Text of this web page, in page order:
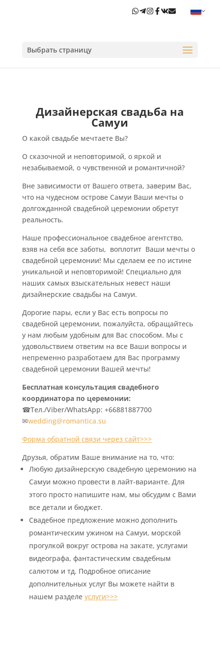
Выбрать страницу
Дизайнерская свадьба на
Самуи
О какой свадьбе мечтаете Вы?
О сказочной и неповторимой, о яркой и
незабываемой, о чувственной и романтичной?
Вне зависимости от Вашего ответа, заверим Вас,
что на чудесном острове Самуи Ваши мечты о
долгожданной свадебной церемонии обретут
реальность.
Наше профессиональное свадебное агентство,
взяв на себя все заботы, воплотит Ваши мечты о
свадебной церемонии! Мы сделаем ее по истине
уникальной и неповторимой! Специально для
наших самых взыскательных невест наши
дизайнерские свадьбы на Самуи.
Дорогие пары, если у Вас есть вопросы по
свадебной церемонии, пожалуйста, обращайтесь
у нам любым удобным для Вас способом. Мы с
удовольствием ответим на все Ваши вопросы и
непременно разработаем для Вас программу
свадебной церемонии Вашей мечты!
Бесплатная консультация свадебного
координатора по церемонии:
☎Тел./Viber/WhatsApp: +66881887700
✉wedding@romantica.su
Форма обратной связи через сайт>>>
Друзья, обратим Ваше внимание на то, что:
Любую дизайнерскую свадебную церемонию на
Самуи можно провести в лайт-варианте. Для
этого просто напишите нам, мы обсудим с Вами
все детали и бюджет.
Свадебное предложение можно дополнить
романтическим ужином на Самуи, морской
прогулкой вокруг острова на закате, услугами
видеографа, фантастическим свадебным
салютом и тд. Подробное описание
дополнительных услуг Вы можете найти в
нашем разделе услуги>>>